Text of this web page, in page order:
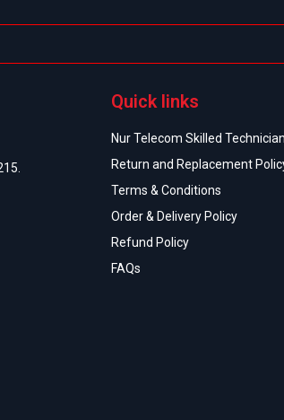
Quick links
Nur Telecom Skilled
Return and Replacement
Terms & Conditions
Order & Delivery Policy
Refund Policy
FAQs